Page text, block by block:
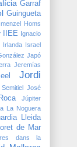
Garraf
Guingueta
Homs
IIEE Ignacio
Irlanda Israel
Japó
Jeremías
Jordi
José
Júpiter
La Noguera
Lleida
de Mar
dans la